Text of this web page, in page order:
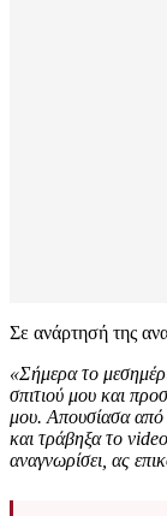
Σε ανάρτησή της
«Σήμερα το
σπιτιού μου και
μου. Απουσίασα από
και τράβηξα το
αναγνωρίσει, ας